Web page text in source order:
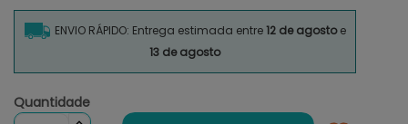
ENVIO RÁPIDO: Entrega estimada entre12 de agostoe
13 de agosto
Quantidade